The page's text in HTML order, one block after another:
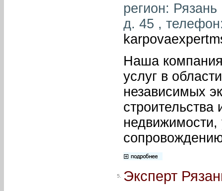
регион:
д. 45 ,
Наша
услуг в
независимых
недвижимости,
5. Эксперт